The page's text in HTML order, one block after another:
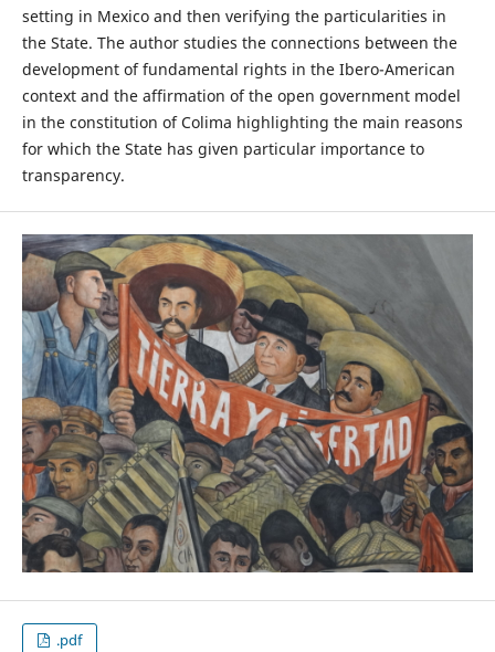
setting in Mexico and then verifying the particularities in
the State. The author studies the connections between the
development of fundamental rights in the Ibero-American
context and the affirmation of the open government model
in the constitution of Colima highlighting the main reasons
for which the State has given particular importance to
transparency.
.pdf